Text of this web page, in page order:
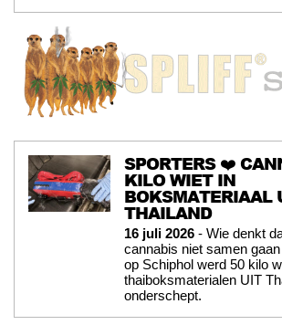
SPORTERS ❤️
KILO WIET IN
BOKSMATERIAAL
THAILAND
16 juli 2026 - Wie denkt
cannabis niet samen
op Schiphol werd 50 kilo
thaiboksmaterialen UIT
onderschept.